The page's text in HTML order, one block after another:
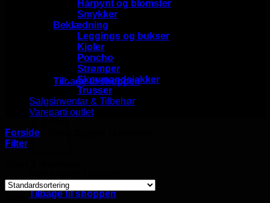
Ingen varer i kurven.
Tilbage til shoppen
Kurv
Tilbage til shoppen
Hårpynt og blomster
Smykker
Beklædning
Leggings og bukser
Kjoler
Poncho
Strømper
Skovmandsjakker
Trusser
Salgsinventar & Tilbehør
Vareparti outlet
Forside
Filter